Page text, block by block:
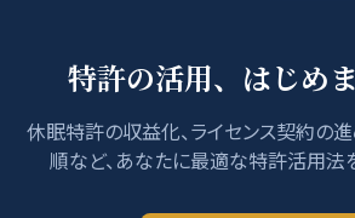
特許の活用、はじめ
休眠特許の収益化、ライセンス契約の
順など、あなたに最適な特許活用法